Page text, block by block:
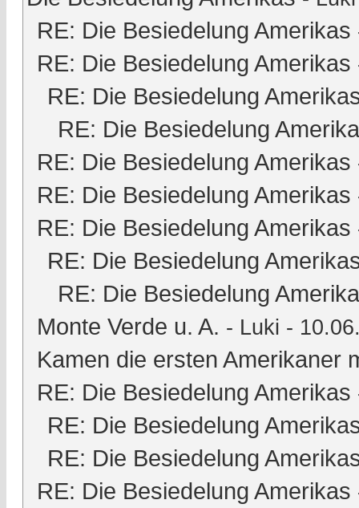
RE: Die Besiedelung Amerikas
RE: Die Besiedelung Amerikas
RE: Die Besiedelung
RE: Die Besiedelung
RE: Die Besiedelung Amerikas
RE: Die Besiedelung Amerikas
RE: Die Besiedelung Amerikas
RE: Die Besiedelung
RE: Die Besiedelung
Monte Verde u. A. - Luki -
Kamen die ersten Amerikaner
RE: Die Besiedelung Amerikas
RE: Die Besiedelung
RE: Die Besiedelung
RE: Die Besiedelung Amerikas